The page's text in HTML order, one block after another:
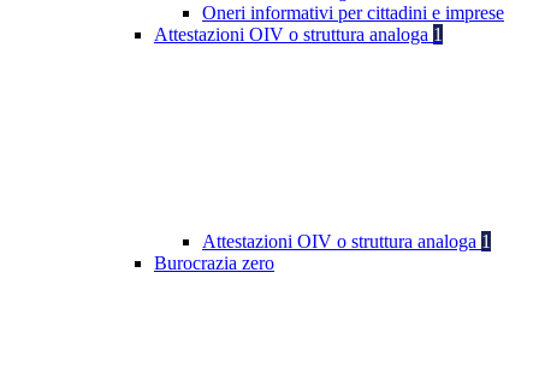
Oneri informativi per cittadini e imprese
Attestazioni OIV o struttura analoga 1
Attestazioni OIV o struttura analoga 1
Burocrazia zero